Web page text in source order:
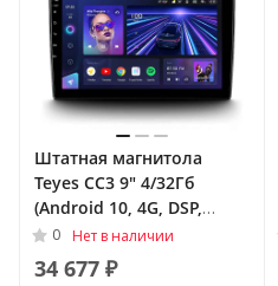
Штатная магнитола
Teyes CC3 9" 4/32Гб
(Android 10, 4G, DSP,
QLed) для Audi TT II (8J)
2006 - 2010
0 Нет в наличии
34 677 ₽